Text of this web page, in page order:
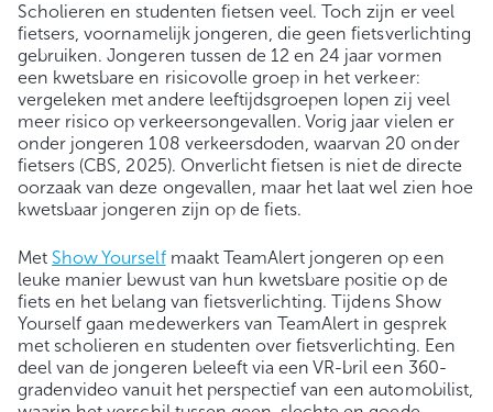
Scholieren en studenten fietsen veel. Toch zijn er veel
fietsers, voornamelijk jongeren, die geen fietsverlichting
gebruiken. Jongeren tussen de 12 en 24 jaar vormen
een kwetsbare en risicovolle groep in het verkeer:
vergeleken met andere leeftijdsgroepen lopen zij veel
meer risico op verkeersongevallen. Vorig jaar vielen er
onder jongeren 108 verkeersdoden, waarvan 20 onder
fietsers (CBS, 2025). Onverlicht fietsen is niet de directe
oorzaak van deze ongevallen, maar het laat wel zien hoe
kwetsbaar jongeren zijn op de fiets.
Met Show Yourselfmaakt TeamAlert jongeren op een
leuke manier bewust van hun kwetsbare positie op de
fiets en het belang van fietsverlichting. Tijdens Show
Yourself gaan medewerkers van TeamAlert in gesprek
met scholieren en studenten over fietsverlichting. Een
deel van de jongeren beleeft via een VR-bril een 360-
gradenvideo vanuit het perspectief van een automobilist,